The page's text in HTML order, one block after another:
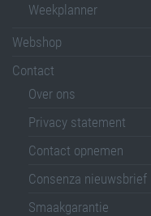
Weekplanner
Webshop
Contact
Over ons
Privacy statement
Contact opnemen
Consenza nieuwsbrief
Smaakgarantie